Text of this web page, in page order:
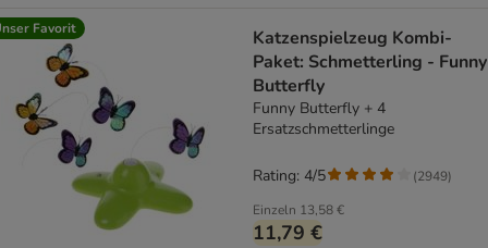
Favorit
Katzenspielzeug Kombi-
Paket: Schmetterling - Funny
Butterfly
Funny Butterfly + 4
Ersatzschmetterlinge
Einzeln 13,58 €
11,79 €
Rating: 4/5 (2949)